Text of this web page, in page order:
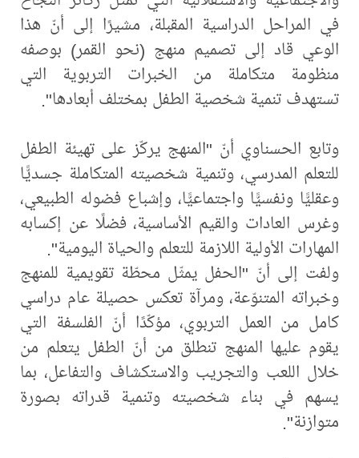
في المراحل الدراسية المقبلة، مشيرًا إلى أنّ هذا
الوعي قاد إلى تصميم منهج (نحو القمر) بوصفه
منظومة متكاملة من الخبرات التربوية التي
تستهدف تنمية شخصية الطفل بمختلف أبعادها".
وتابع الحسناوي أنّ "المنهج يركّز على تهيئة الطفل
للتعلم المدرسي، وتنمية شخصيته المتكاملة جسديًّا
وعقليًّا ونفسيًّا واجتماعيًّا، وإشباع فضوله الطبيعي،
وغرس العادات والقيم الأساسية، فضلًا عن إكسابه
المهارات الأولية اللازمة للتعلم والحياة اليومية".
ولفت إلى أنّ "الحفل يمثّل محطّة تقويمية للمنهج
وخبراته المتنوّعة، ومرآة تعكس حصيلة عام دراسي
كامل من العمل التربوي، مؤكّدًا أنّ الفلسفة التي
يقوم عليها المنهج تنطلق من أنّ الطفل يتعلم من
خلال اللعب والتجريب والاستكشاف والتفاعل، بما
يسهم في بناء شخصيته وتنمية قدراته بصورة
متوازنة".